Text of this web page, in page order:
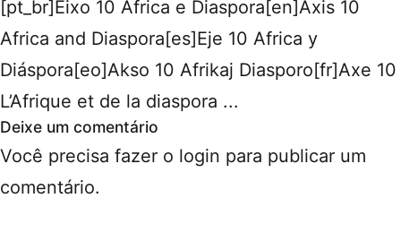
[pt_br]Eixo 10 África e Diaspora[en]Axis 10
Africa and Diaspora[es]Eje 10 Africa y
Diáspora[eo]Akso 10 Afrikaj Diasporo[fr]Axe 10
L’Afrique et de la diaspora ...
Deixe um comentário
Você precisa fazer o login para publicar um
comentário.